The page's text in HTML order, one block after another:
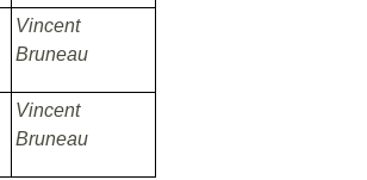
Vincent
Bruneau
Vincent
Bruneau